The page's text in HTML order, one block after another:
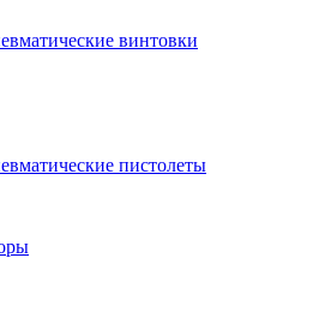
винтовки
пистолеты